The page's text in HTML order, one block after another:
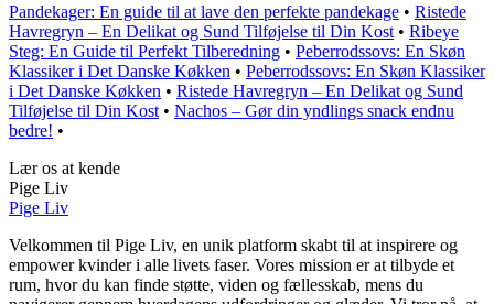
Pandekager: En guide til at lave den perfekte pandekage • Ristede
Havregryn – En Delikat og Sund Tilføjelse til Din Kost • Ribeye
Steg: En Guide til Perfekt Tilberedning • Peberrodssovs: En Skøn
Klassiker i Det Danske Køkken • Peberrodssovs: En Skøn Klassiker
i Det Danske Køkken • Ristede Havregryn – En Delikat og Sund
Tilføjelse til Din Kost • Nachos – Gør din yndlings snack endnu
bedre! •
Lær os at kende
Pige Liv
Pige Liv
Velkommen til Pige Liv, en unik platform skabt til at inspirere og
empower kvinder i alle livets faser. Vores mission er at tilbyde et
rum, hvor du kan finde støtte, viden og fællesskab, mens du